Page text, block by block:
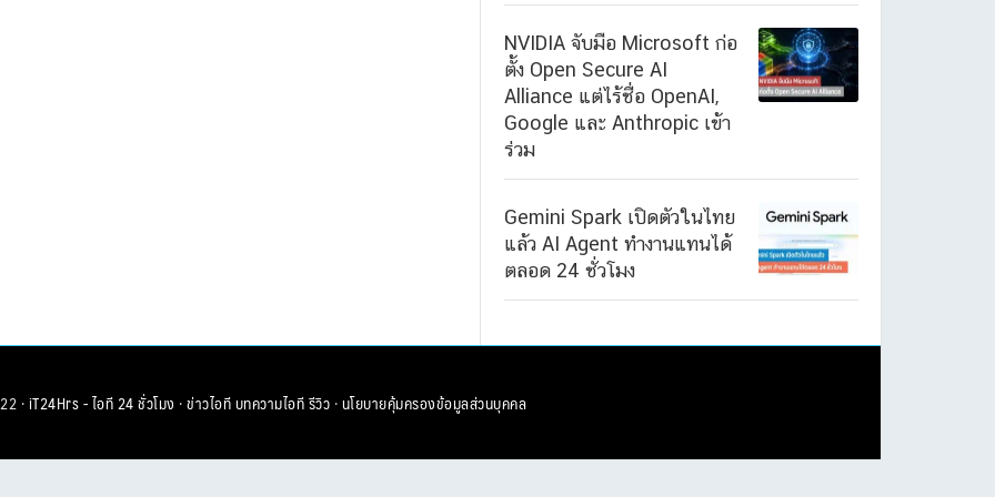
NVIDIA จับมือ Microsoft ก่อ
ตั้ง Open Secure AI
Alliance แต่ไร้ชื่อ OpenAI,
Google และ Anthropic เข้า
ร่วม
Gemini Spark เปิดตัวในไทย
แล้ว AI Agent ทำงานแทนได้
ตลอด 24 ชั่วโมง
·iT24Hrs - ไอที 24 ชั่วโมง ·ข่าวไอทีบทความไอทีรีวิว ·นโยบายคุ้มครองข้อมูลส่วนบุคคล